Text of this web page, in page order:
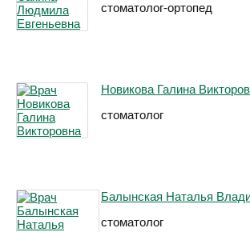
стоматолог-ортопед
Новикова Галина
стоматолог
Балынская Наталья
стоматолог